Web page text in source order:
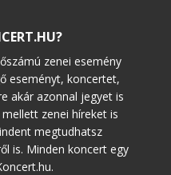
zenei esemény
eseményt, koncertet,
akár azonnal jegyet is
zenei híreket is
megtudhatsz
is. Minden koncert egy